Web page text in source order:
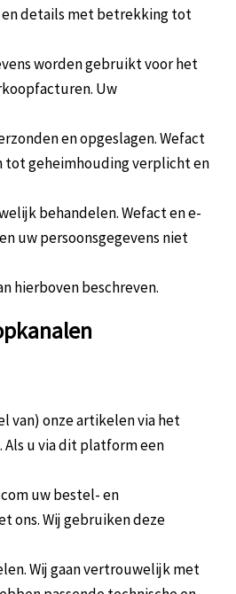
details met betrekking tot
worden gebruikt voor het
Uw
en opgeslagen. Wefact
tot geheimhouding verplicht en
behandelen. Wefact en e-
uw persoonsgegevens niet
hierboven beschreven.
van) onze artikelen via het
Als u via dit platform een
uw bestel- en
ons. Wij gebruiken deze
Wij gaan vertrouwelijk met